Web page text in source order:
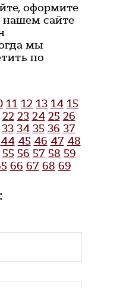
оформите
нашем сайте
мы
по
11 12 13 14 15
22 23 24 25 26
33 34 35 36 37
44 45 46 47 48
55 56 57 58 59
66 67 68 69